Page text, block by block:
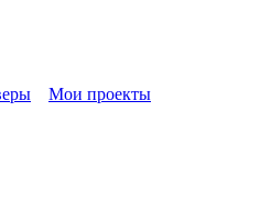
Мои проекты